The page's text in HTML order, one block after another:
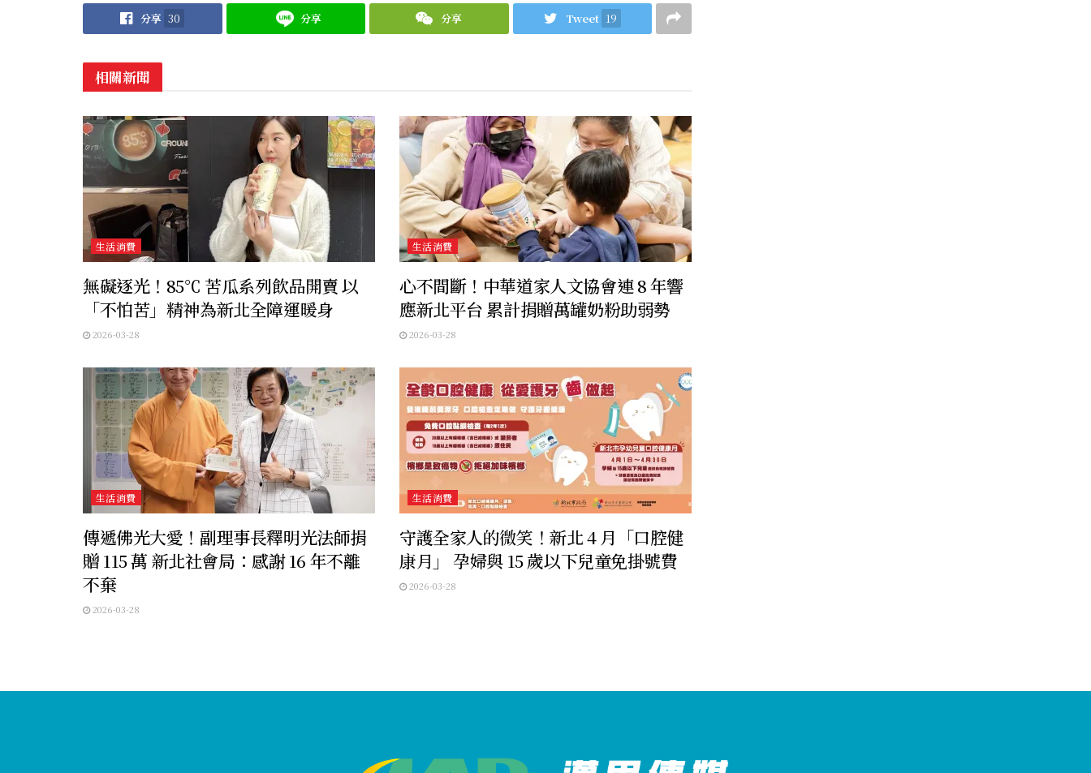
分享 30 分享 分享 Tweet 19
相關新聞
生活消費
無礙逐光！85℃ 苦瓜系列飲品開賣 以
「不怕苦」精神為新北全障運暖身
2026-03-28
生活消費
心不間斷！中華道家人文協會連 8 年響
應新北平台 累計捐贈萬罐奶粉助弱勢
2026-03-28
生活消費
傳遞佛光大愛！副理事長釋明光法師捐
贈 115 萬 新北社會局：感謝 16 年不離
不棄
2026-03-28
生活消費
守護全家人的微笑！新北 4 月「口腔健
康月」 孕婦與 15 歲以下兒童免掛號費
2026-03-28